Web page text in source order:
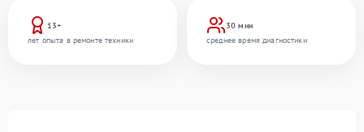
13+
лет опыта в ремонте техники
30 мин
среднее время диагностики